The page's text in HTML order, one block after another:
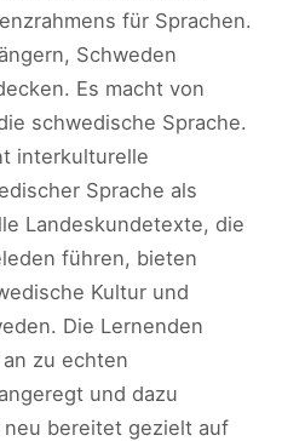
für Sprachen.
Schweden
Es macht von
schwedische Sprache.
interkulturelle
Sprache als
Landeskundetexte, die
führen, bieten
Kultur und
Die Lernenden
zu echten
und dazu
neu bereitet gezielt auf